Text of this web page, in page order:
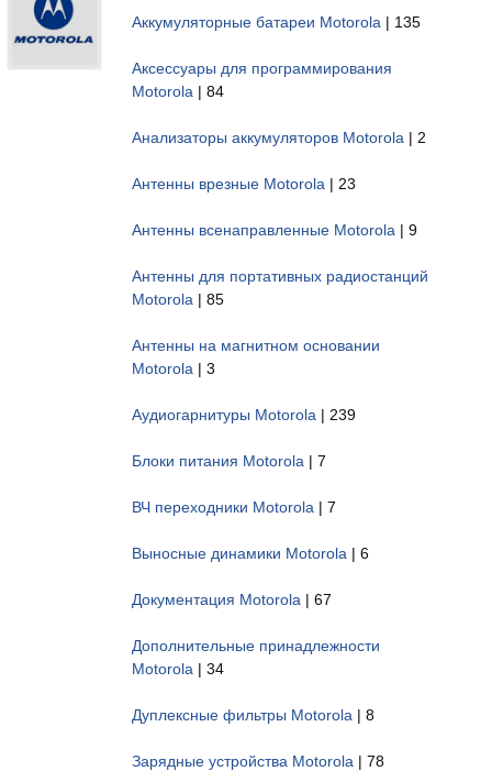
Аккумуляторные батареи Motorola | 135
Аксессуары для программирования
Motorola | 84
Анализаторы аккумуляторов Motorola | 2
Антенны врезные Motorola | 23
Антенны всенаправленные Motorola | 9
Антенны для портативных радиостанций
Motorola | 85
Антенны на магнитном основании
Motorola | 3
Аудиогарнитуры Motorola | 239
Блоки питания Motorola | 7
ВЧ переходники Motorola | 7
Выносные динамики Motorola | 6
Документация Motorola | 67
Дополнительные принадлежности
Motorola | 34
Дуплексные фильтры Motorola | 8
Зарядные устройства Motorola | 78